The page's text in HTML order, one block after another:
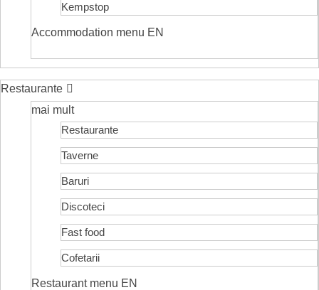
Kempstop
Accommodation menu EN
Restaurante
mai mult
Restaurante
Taverne
Baruri
Discoteci
Fast food
Cofetarii
Restaurant menu EN